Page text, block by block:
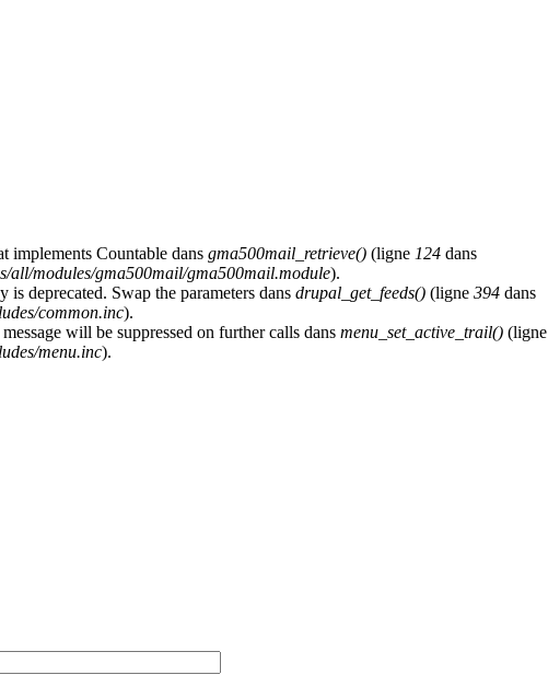
implements Countable dans gma500mail_retrieve() (ligne 124 dans
all/modules/gma500mail/gma500mail.module).
deprecated. Swap the parameters dans drupal_get_feeds() (ligne 394 dans
common.inc).
will be suppressed on further calls dans menu_set_active_trail() (ligne
menu.inc).